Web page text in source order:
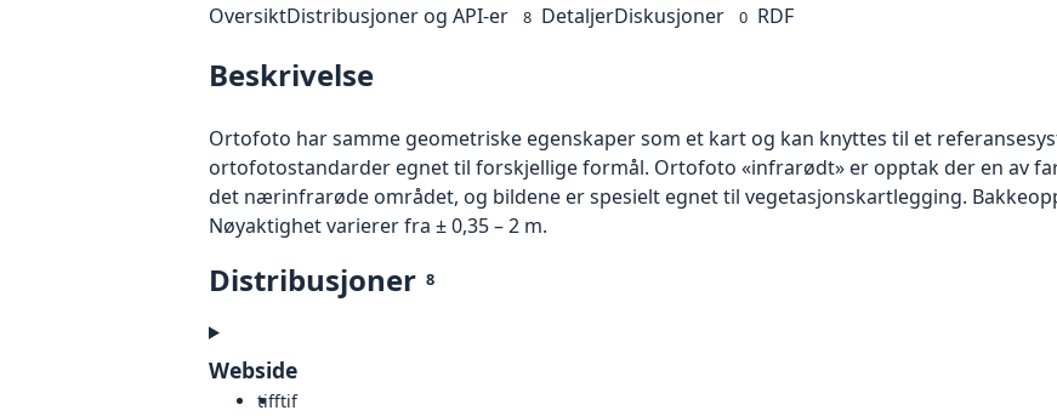
OversiktDistribusjoner og API-er 8 DetaljerDiskusjoner 0 RDF
Beskrivelse
Ortofoto har samme geometriske egenskaper som et kart og kan knyttes til et
ortofotostandarder egnet til forskjellige formål. Ortofoto «infrarødt» er opptak der en av
det nærinfrarøde området, og bildene er spesielt egnet til vegetasjonskartlegging.
Nøyaktighet varierer fra ± 0,35 – 2 m.
Distribusjoner 8
Webside
tifftif